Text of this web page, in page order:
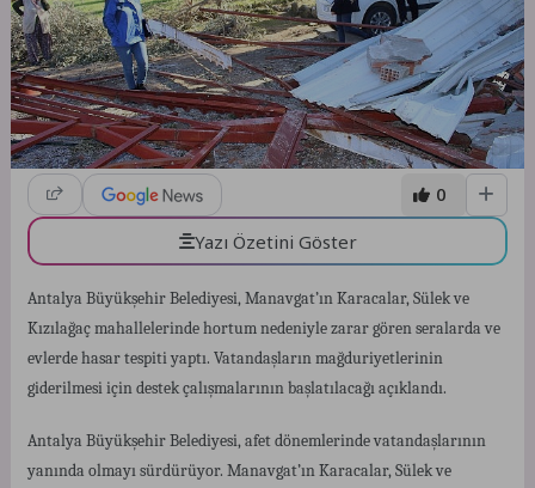
0
Yazı Özetini Göster
Antalya Büyükşehir Belediyesi, Manavgat’ın Karacalar, Sülek ve
Kızılağaç mahallelerinde hortum nedeniyle zarar gören seralarda ve
evlerde hasar tespiti yaptı. Vatandaşların mağduriyetlerinin
giderilmesi için destek çalışmalarının başlatılacağı açıklandı.
Antalya Büyükşehir Belediyesi, afet dönemlerinde vatandaşlarının
yanında olmayı sürdürüyor. Manavgat’ın Karacalar, Sülek ve